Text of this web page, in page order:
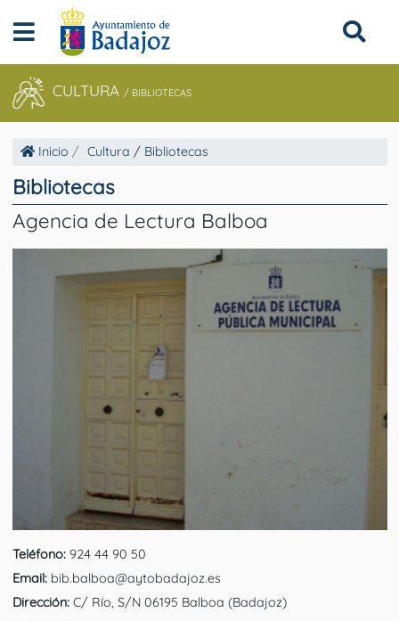
CULTURA / BIBLIOTECAS
Inicio Cultura / Bibliotecas
Bibliotecas
Agencia de Lectura Balboa
Teléfono: 924 44 90 50
Email: bib.balboa@aytobadajoz.es
Dirección: C/ Río, S/N 06195 Balboa (Badajoz)